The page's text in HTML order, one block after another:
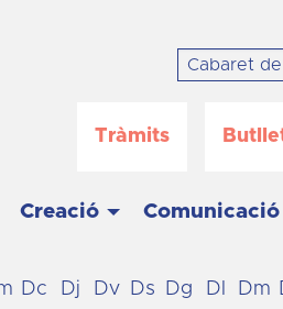
Tràmits
Creació Comunicació
Dc
Dj
Dv
Ds
Dg
Dl
Dm